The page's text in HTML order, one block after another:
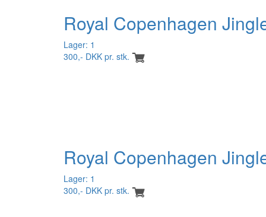
Royal Copenhagen
Lager: 1
300,- DKK pr. stk.
Royal Copenhagen
Lager: 1
300,- DKK pr. stk.